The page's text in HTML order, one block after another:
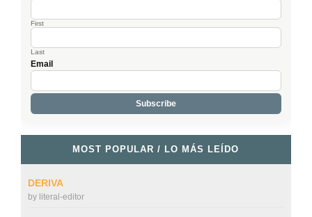
First
Last
Email
MOST POPULAR / LO MÁS LEÍDO
DERIVA
by literal-editor